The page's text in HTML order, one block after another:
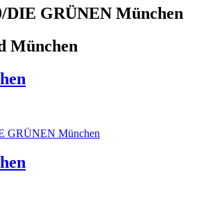
DIE GRÜNEN München
München